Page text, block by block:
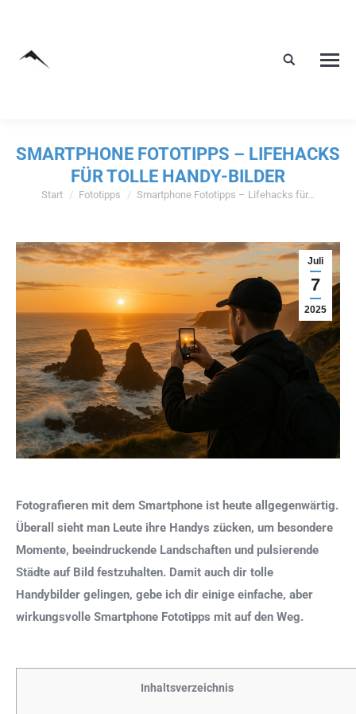
SMARTPHONE FOTOTIPPS – LIFEHACKS
FÜR TOLLE HANDY-BILDER
Sie befinden sich hier:
Start Fototipps Smartphone Fototipps – Lifehacks für…
Juli
7
2025
Fotografieren mit dem Smartphone ist heute allgegenwärtig.
Überall sieht man Leute ihre Handys zücken, um besondere
Momente, beeindruckende Landschaften und pulsierende
Städte auf Bild festzuhalten. Damit auch dir tolle
Handybilder gelingen, gebe ich dir einige einfache, aber
wirkungsvolle Smartphone Fototipps mit auf den Weg.
Inhaltsverzeichnis